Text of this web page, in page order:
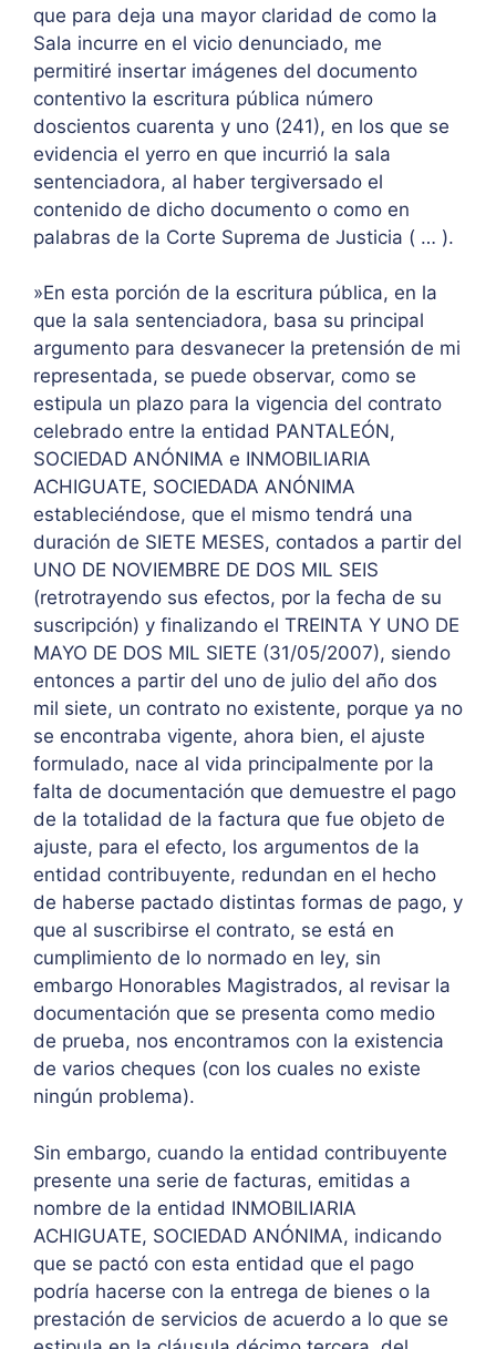
que para deja una mayor claridad de como la
Sala incurre en el vicio denunciado, me
permitiré insertar imágenes del documento
contentivo la escritura pública número
doscientos cuarenta y uno (241), en los que se
evidencia el yerro en que incurrió la sala
sentenciadora, al haber tergiversado el
contenido de dicho documento o como en
palabras de la Corte Suprema de Justicia ( … ).
»En esta porción de la escritura pública, en la
que la sala sentenciadora, basa su principal
argumento para desvanecer la pretensión de mi
representada, se puede observar, como se
estipula un plazo para la vigencia del contrato
celebrado entre la entidad PANTALEÓN,
SOCIEDAD ANÓNIMA e INMOBILIARIA
ACHIGUATE, SOCIEDADA ANÓNIMA
estableciéndose, que el mismo tendrá una
duración de SIETE MESES, contados a partir del
UNO DE NOVIEMBRE DE DOS MIL SEIS
(retrotrayendo sus efectos, por la fecha de su
suscripción) y finalizando el TREINTA Y UNO DE
MAYO DE DOS MIL SIETE (31/05/2007), siendo
entonces a partir del uno de julio del año dos
mil siete, un contrato no existente, porque ya no
se encontraba vigente, ahora bien, el ajuste
formulado, nace al vida principalmente por la
falta de documentación que demuestre el pago
de la totalidad de la factura que fue objeto de
ajuste, para el efecto, los argumentos de la
entidad contribuyente, redundan en el hecho
de haberse pactado distintas formas de pago, y
que al suscribirse el contrato, se está en
cumplimiento de lo normado en ley, sin
embargo Honorables Magistrados, al revisar la
documentación que se presenta como medio
de prueba, nos encontramos con la existencia
de varios cheques (con los cuales no existe
ningún problema).
Sin embargo, cuando la entidad contribuyente
presente una serie de facturas, emitidas a
nombre de la entidad INMOBILIARIA
ACHIGUATE, SOCIEDAD ANÓNIMA, indicando
que se pactó con esta entidad que el pago
podría hacerse con la entrega de bienes o la
prestación de servicios de acuerdo a lo que se